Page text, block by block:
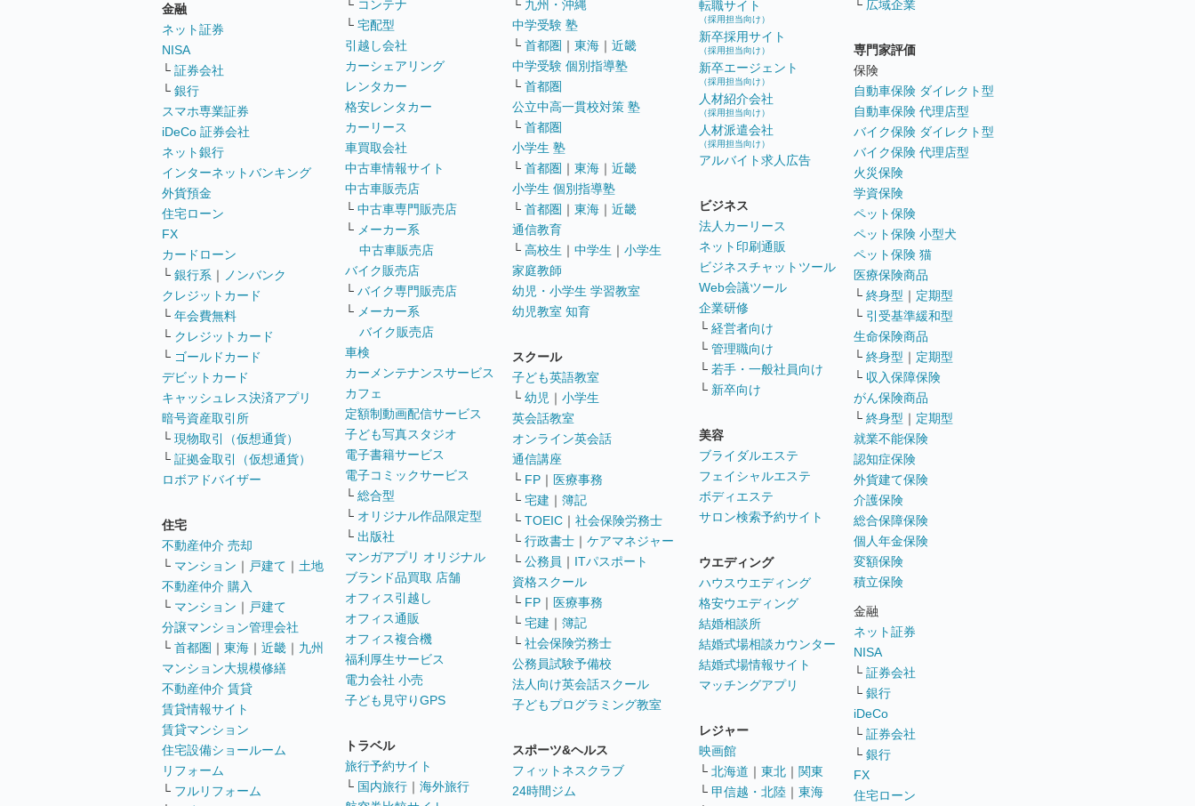
金融
ネット証券
NISA
└ 証券会社
└ 銀行
スマホ専業証券
iDeCo 証券会社
ネット銀行
インターネットバンキング
外貨預金
住宅ローン
FX
カードローン
└ 銀行系 ｜
ノンバンク
クレジットカード
└ 年会費無料
└ クレジットカード
└ ゴールドカード
デビットカード
キャッシュレス決済アプリ
暗号資産取引所
└ 現物取引（仮想通貨）
└ 証拠金取引（仮想通貨）
ロボアドバイザー
住宅
不動産仲介 売却
└ マンション ｜ 戸建て ｜ 土地
不動産仲介 購入
└ マンション ｜ 戸建て
分譲マンション管理会社
└ 首都圏 ｜ 東海 ｜ 近畿 ｜ 九州
マンション大規模修繕
不動産仲介 賃貸
賃貸情報サイト
賃貸マンション
住宅設備ショールーム
リフォーム
└ フルリフォーム
└ コンテナ
└ 宅配型
引越し会社
カーシェアリング
レンタカー
格安レンタカー
カーリース
車買取会社
中古車情報サイト
中古車販売店
└ 中古車専門販売店
└ メーカー系
中古車販売店
バイク販売店
└ バイク専門販売店
└ メーカー系
バイク販売店
車検
カーメンテナンスサービス
カフェ
定額制動画配信サービス
子ども写真スタジオ
電子書籍サービス
電子コミックサービス
└ 総合型
└ オリジナル作品限定型
└ 出版社
マンガアプリ オリジナル
ブランド品買取 店舗
オフィス引越し
オフィス通販
オフィス複合機
福利厚生サービス
電力会社 小売
子ども見守りGPS
トラベル
旅行予約サイト
└ 国内旅行 ｜ 海外旅行
└ 九州・沖縄
中学受験 塾
└ 首都圏 ｜ 東海 ｜ 近畿
中学受験 個別指導塾
└ 首都圏
公立中高一貫校対策 塾
└ 首都圏
小学生 塾
└ 首都圏 ｜ 東海 ｜ 近畿
小学生 個別指導塾
└ 首都圏 ｜ 東海 ｜ 近畿
通信教育
└ 高校生 ｜ 中学生 ｜ 小学生
家庭教師
幼児・小学生 学習教室
幼児教室 知育
スクール
子ども英語教室
└ 幼児 ｜ 小学生
英会話教室
オンライン英会話
通信講座
└ FP ｜ 医療事務
└ 宅建 ｜ 簿記
└ TOEIC ｜ 社会保険労務士
└ 行政書士 ｜ ケアマネジャー
└ 公務員 ｜ ITパスポート
資格スクール
└ FP ｜ 医療事務
└ 宅建 ｜ 簿記
└ 社会保険労務士
公務員試験予備校
法人向け英会話スクール
子どもプログラミング教室
スポーツ&ヘルス
フィットネスクラブ
24時間ジム
転職サイト
（採用担当向け）
新卒採用サイト
（採用担当向け）
新卒エージェント
（採用担当向け）
人材紹介会社
（採用担当向け）
人材派遣会社
（採用担当向け）
アルバイト求人広告
ビジネス
法人カーリース
ネット印刷通販
ビジネスチャットツール
Web会議ツール
企業研修
└ 経営者向け
└ 管理職向け
└ 若手・一般社員向け
└ 新卒向け
美容
ブライダルエステ
フェイシャルエステ
ボディエステ
サロン検索予約サイト
ウエディング
ハウスウエディング
格安ウエディング
結婚相談所
結婚式場相談カウンター
結婚式場情報サイト
マッチングアプリ
レジャー
映画館
└ 北海道 ｜ 東北 ｜ 関東
└ 甲信越・北陸 ｜ 東海
└ 広域企業
専門家評価
保険
自動車保険 ダイレクト型
自動車保険 代理店型
バイク保険 ダイレクト型
バイク保険 代理店型
火災保険
学資保険
ペット保険
ペット保険 小型犬
ペット保険 猫
医療保険商品
└ 終身型 ｜ 定期型
└ 引受基準緩和型
生命保険商品
└ 終身型 ｜ 定期型
└ 収入保障保険
がん保険商品
└ 終身型 ｜ 定期型
就業不能保険
認知症保険
外貨建て保険
介護保険
総合保障保険
個人年金保険
変額保険
積立保険
金融
ネット証券
NISA
└ 証券会社
└ 銀行
iDeCo
└ 証券会社
└ 銀行
FX
住宅ローン